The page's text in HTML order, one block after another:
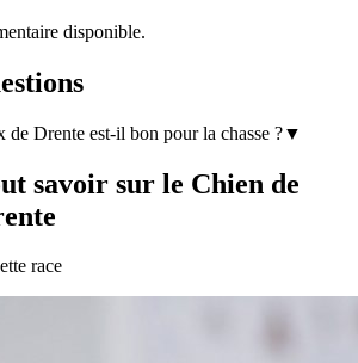
disponible.
de Drente est-il bon pour la chasse ?▼
savoir sur le Chien de
race